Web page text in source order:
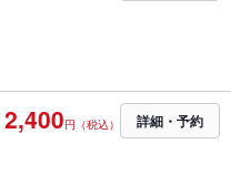
2,400円（税込） 詳細・予約